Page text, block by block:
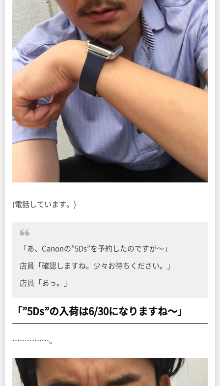
(電話しています。)
「あ、Canonの”5Ds”を予約したのですが〜」
店員「確認しますね。少々お待ちください。」
店員「あっ。」
「”5Ds”の入荷は6/30になりますね〜」
……………。